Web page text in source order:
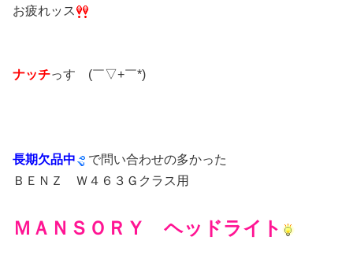
お疲れッス
ナッチっす (￣▽+￣*)
長期欠品中
で問い合わせの多かった
ＢＥＮＺ Ｗ４６３Ｇクラス用
ＭＡＮＳＯＲＹ ヘッドライト